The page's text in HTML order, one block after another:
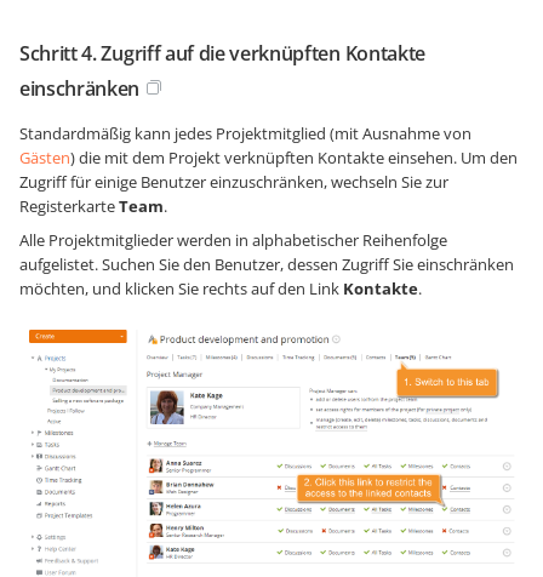
Schritt 4. Zugriff auf die verknüpften Kontakte
einschränken
Standardmäßig kann jedes Projektmitglied (mit Ausnahme von
Gästen) die mit dem Projekt verknüpften Kontakte einsehen. Um den
Zugriff für einige Benutzer einzuschränken, wechseln Sie zur
RegisterkarteTeam.
Alle Projektmitglieder werden in alphabetischer Reihenfolge
aufgelistet. Suchen Sie den Benutzer, dessen Zugriff Sie einschränken
möchten, und klicken Sie rechts auf den Link Kontakte.